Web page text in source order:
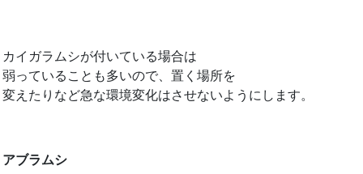
カイガラムシが付いている場合は
弱っていることも多いので、置く場所を
変えたりなど急な環境変化はさせないようにします。
アブラムシ